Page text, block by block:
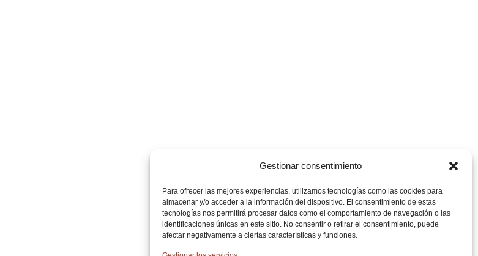
Gestionar consentimiento
Para ofrecer las mejores experiencias, utilizamos tecnologías como las cookies para
almacenar y/o acceder a la información del dispositivo. El consentimiento de estas
tecnologías nos permitirá procesar datos como el comportamiento de navegación o las
identificaciones únicas en este sitio. No consentir o retirar el consentimiento, puede
afectar negativamente a ciertas características y funciones.